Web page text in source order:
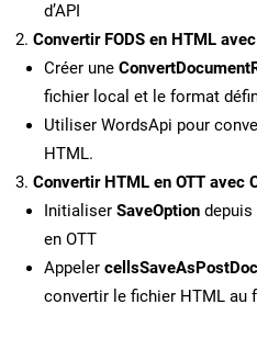
d’API
Convertir FODS en HTML
Créer une
fichier local et le format
Utiliser WordsApi pour
HTML.
Convertir HTML en OTT avec
Initialiser SaveOption depuis
en OTT
Appeler
convertir le fichier HTML au